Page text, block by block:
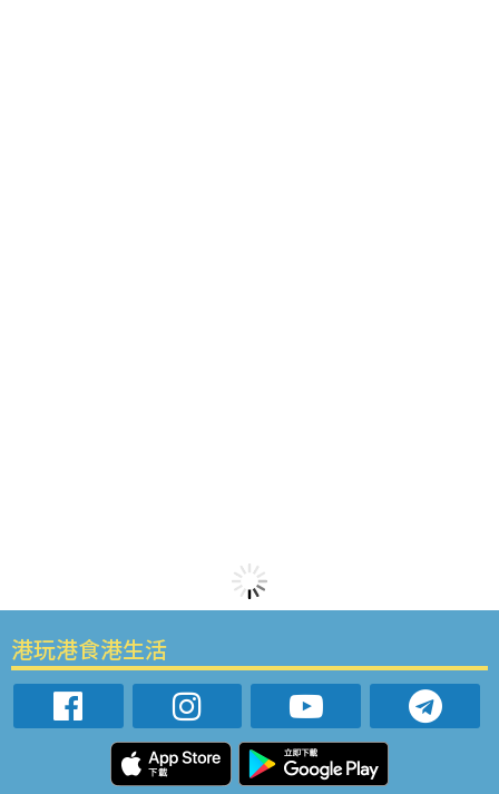
港玩港食港生活